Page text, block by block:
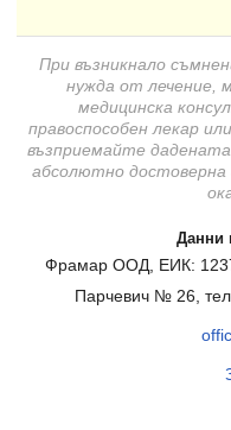
При възникнало
нужда от лечение,
медицинска
правоспособен лекар
възприемайте
абсолютно достоверна
Данни
Фрамар ООД, ЕИК:
Парчевич № 26,